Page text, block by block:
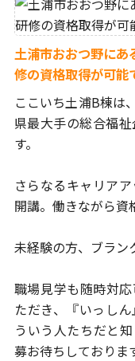
土浦市おおつ野にあ
修の資格取得が可能
ここいち土浦B棟は
県最大手の総合福
す。
さらなるキャリア
開講。 働きながら資
未経験の方、ブラン
職場見学も随時対
ただき、
『いっし
ういう人たちだと
募お待ちしておりま